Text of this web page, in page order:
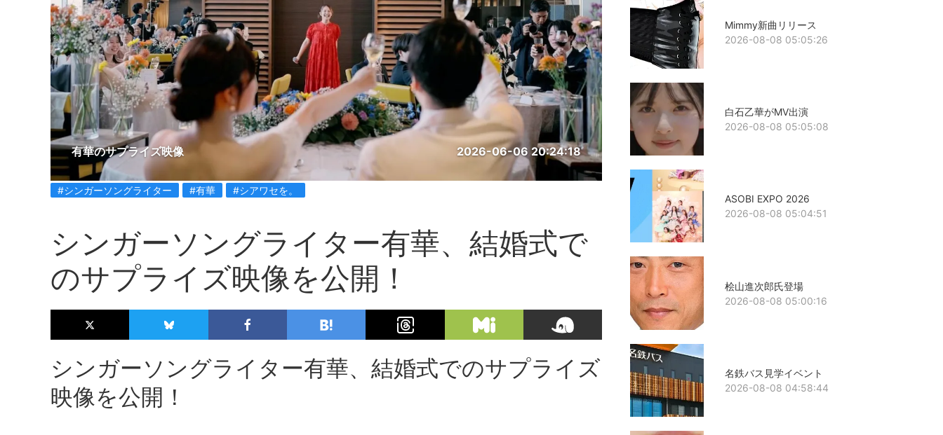
有華のサプライズ映像 2026-06-06 20:24:18
#シンガーソングライター #有華 #シアワセを。
シンガーソングライター有華、結婚式で
のサプライズ映像を公開！
シンガーソングライター有華、結婚式でのサプライズ
映像を公開！
Mimmy新曲リリース
2026-08-08 05:05:26
白石乙華がMV出演
2026-08-08 05:05:08
ASOBI EXPO 2026
2026-08-08 05:04:51
桧山進次郎氏登場
2026-08-08 05:00:16
名鉄バス見学イベント
2026-08-08 04:58:44